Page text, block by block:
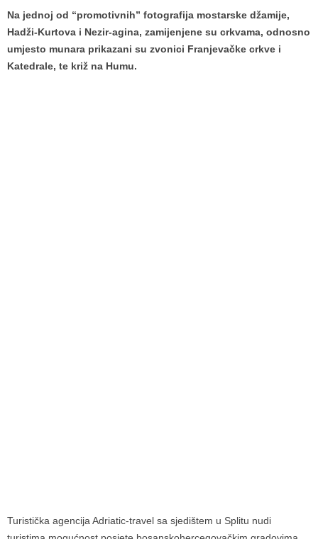
Na jednoj od “promotivnih” fotografija mostarske džamije,
Hadži-Kurtova i Nezir-agina, zamijenjene su crkvama, odnosno
umjesto munara prikazani su zvonici Franjevačke crkve i
Katedrale, te križ na Humu.
Turistička agencija Adriatic-travel sa sjedištem u Splitu nudi